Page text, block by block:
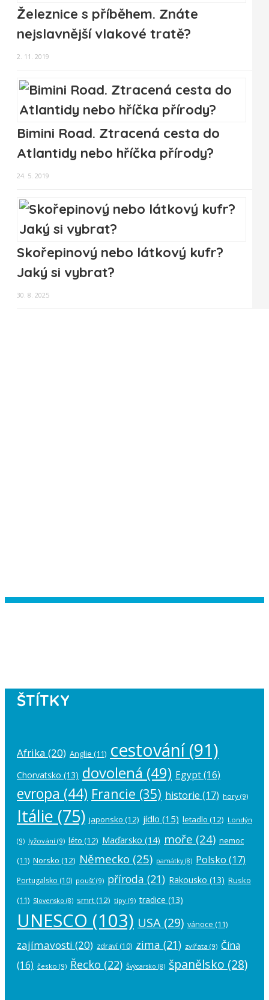
Železnice s příběhem. Znáte
nejslavnější vlakové tratě?
2. 11. 2019
Bimini Road. Ztracená cesta do
Atlantidy nebo hříčka přírody?
24. 5. 2019
Skořepinový nebo látkový kufr?
Jaký si vybrat?
30. 8. 2025
ŠTÍTKY
Afrika (20) Anglie (11) cestování(91)
Chorvatsko (13) dovolená (49) Egypt(16)
evropa (44) Francie (35) historie (17) hory (9)
Itálie (75) japonsko (12) jídlo (15) letadlo (12) Londýn
(9) lyžování (9) léto (12) Maďarsko (14) moře (24) nemoc
(11) Norsko (12) Německo (25) památky(8) Polsko (17)
Portugalsko (10) poušť(9) příroda (21) Rakousko (13) Rusko
(11) Slovensko (8) smrt(12) tipy (9) tradice (13)
UNESCO (103) USA (29) vánoce (11)
zajímavosti (20) zdraví (10) zima (21) zvířata (9) Čína
(16) česko (9) Řecko (22) Švýcarsko (8) španělsko (28)